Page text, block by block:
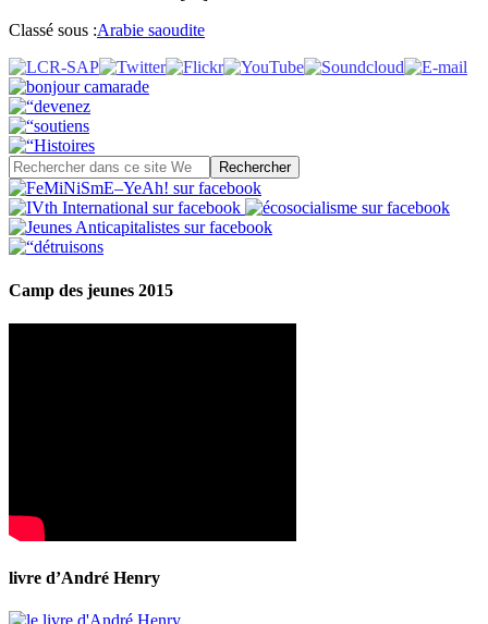
Classé sous :Arabie saoudite
Camp des jeunes 2015
livre d’André Henry